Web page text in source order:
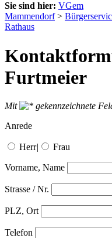
Sie sind hier: VGem
Mammendorf>
Rathaus
Furtmeier
Mit
gekennzeichnete
Anrede
Herr| Frau
Vorname, Name
Strasse / Nr.
PLZ, Ort
Telefon